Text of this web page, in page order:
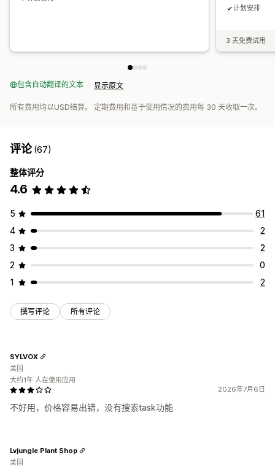
计划安排
3 天免费试用
包含自动翻译的文本 显示原文
所有费用均以USD结算。 定期费用和基于使用情况的费用每 30 天收取一次。
评论(67)
整体评分
4.6
5
61
4
2
3
2
2
0
1
2
撰写评论 所有评论
2026年7月6日
不好用，价格容易出错，没有搜索task功能
SYLVOX
美国
大约1年 人在使用应用
Lvjungle Plant Shop
美国